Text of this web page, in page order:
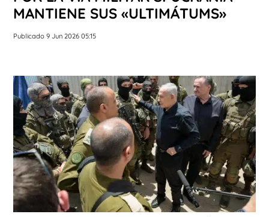
MANTIENE SUS «ULTIMÁTUMS»
Publicado 9 Jun 2026 05:15